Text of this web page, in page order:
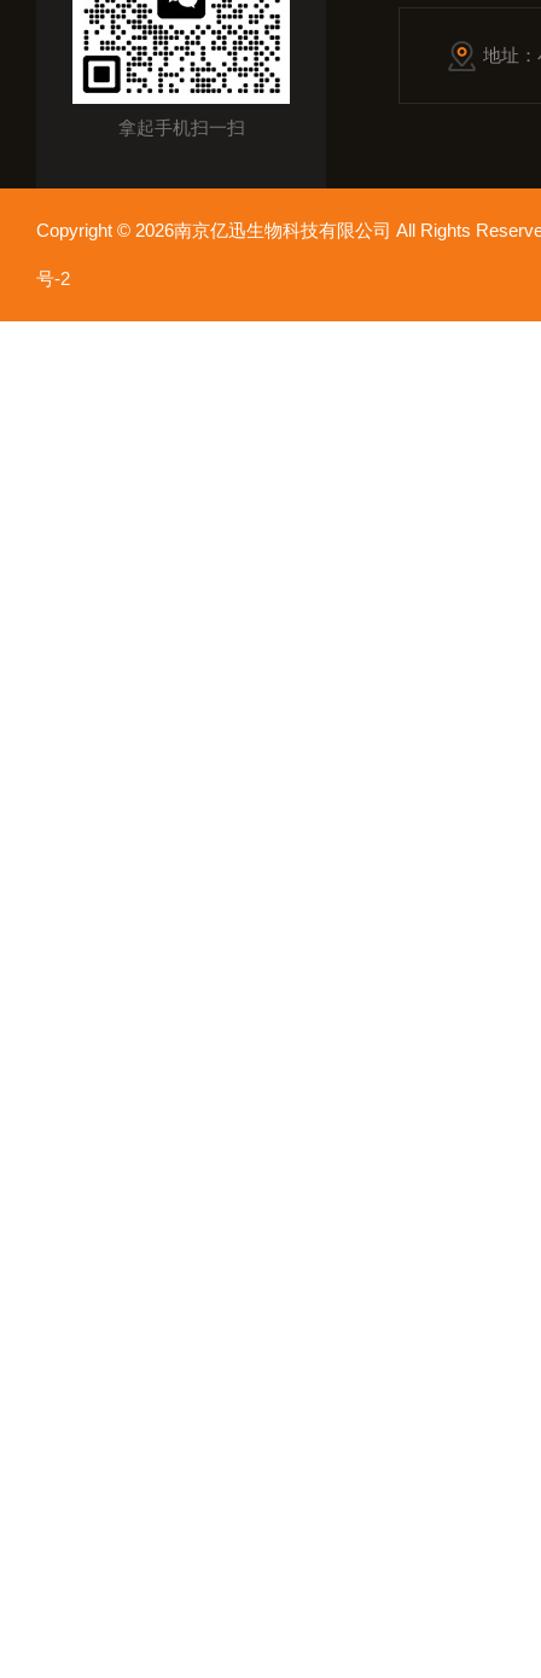
拿起手机扫一扫
地址
Copyright © 2026南京亿迅生物科技有限公司 All Rights
号-2